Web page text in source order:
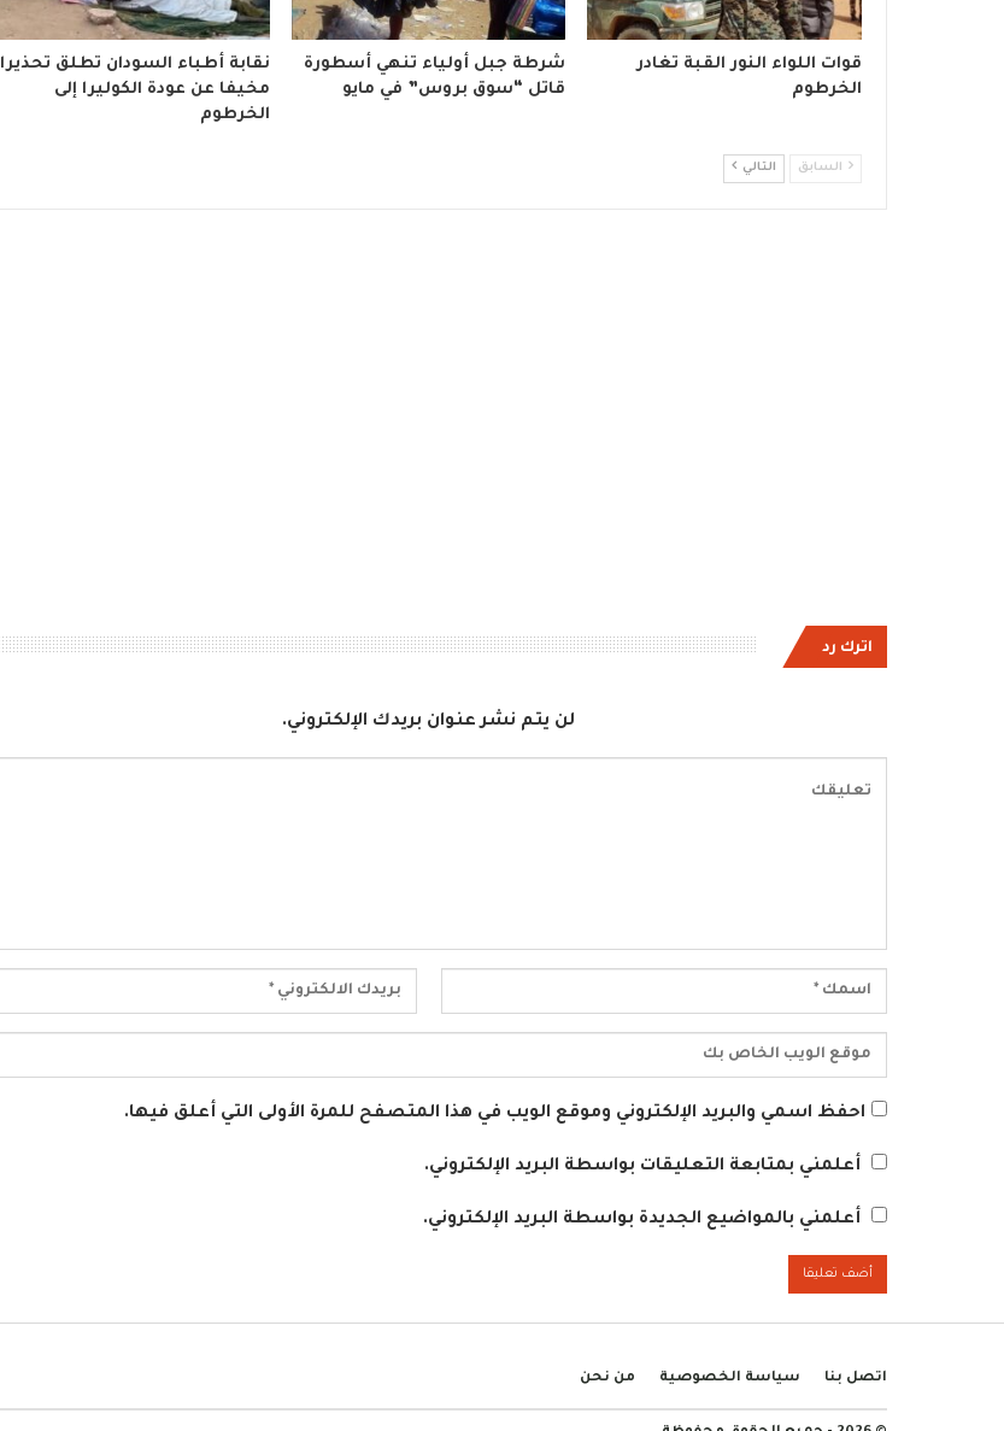
قوات اللواء النور القبة تغادر
الخرطوم
شرطة جبل أولياء تنهي أسطورة
قاتل “سوق بروس” في مايو
نقابة أطباء السودان تطلق تحذيرا
مخيفا عن عودة الكوليرا إلى
الخرطوم
السابق التالي
اترك رد
لن يتم نشر عنوان بريدك الإلكتروني.
احفظ اسمي والبريد الإلكتروني وموقع الويب في هذا المتصفح للمرة الأولى التي أعلق فيها.
أعلمني بمتابعة التعليقات بواسطة البريد الإلكتروني.
أعلمني بالمواضيع الجديدة بواسطة البريد الإلكتروني.
اتصل بنا سياسة الخصوصية من نحن